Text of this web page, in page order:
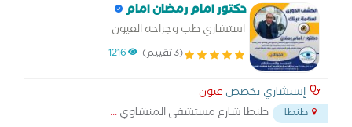
دكتور امام رمضان امام
استشاري طب وجراحه العيون
(3 تقييم) 1216
إستشاري تخصص عيون
طنطا طنطا شارع مستشفى المنشاوي...